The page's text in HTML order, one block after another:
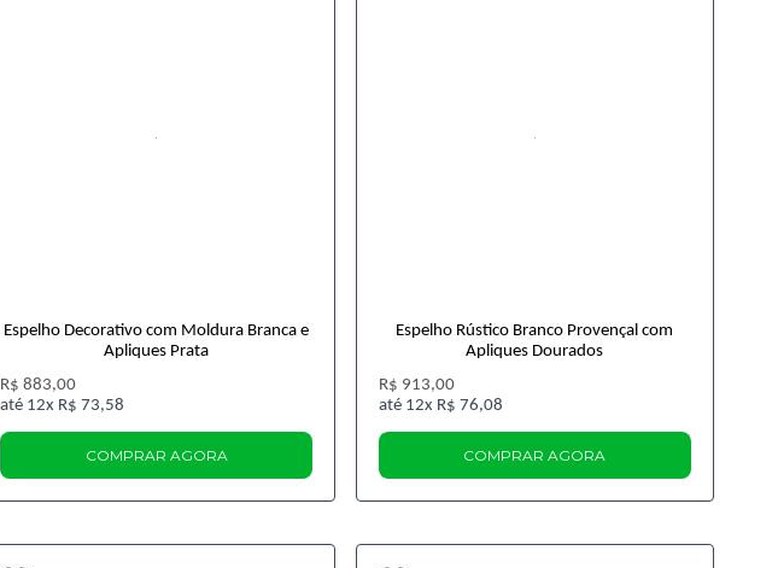
Espelho Decorativo com Moldura Branca e
Apliques Prata
R$ 883,00
12x R$ 73,58
COMPRAR AGORA
Espelho Rústico Branco Provençal com
Apliques Dourados
R$ 913,00
12x R$ 76,08
COMPRAR AGORA